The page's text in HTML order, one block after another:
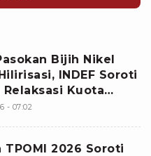
Bijih Nikel
INDEF Soroti
Kuota
- 07:02
TPOMI 2026 Soroti